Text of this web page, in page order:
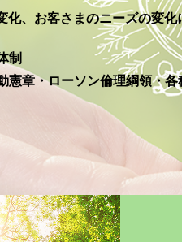
化、お客さまのニーズの変
制
憲章・ローソン倫理綱領・各